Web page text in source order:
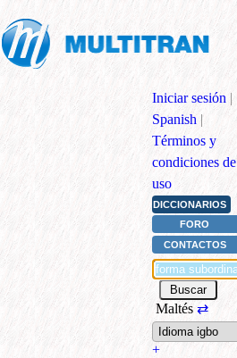
Iniciar sesión |
Spanish |
Términos y
condiciones de
uso
DICCIONARIOS
FORO
CONTACTOS
Maltés ⇄
+